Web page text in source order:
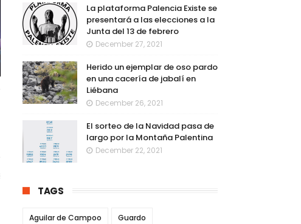
La plataforma Palencia Existe se
presentará a las elecciones a la
Junta del 13 de febrero
December 27, 2021
Herido un ejemplar de oso pardo
en una cacería de jabalí en
Liébana
December 26, 2021
El sorteo de la Navidad pasa de
largo por la Montaña Palentina
December 22, 2021
TAGS
Aguilar de Campoo Guardo